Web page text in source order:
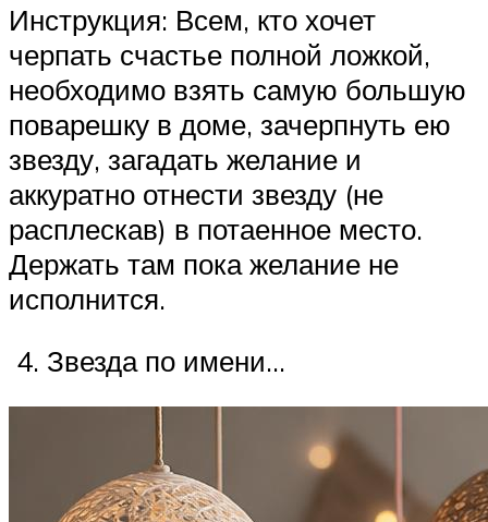
Инструкция: Всем, кто хочет
черпать счастье полной ложкой,
необходимо взять самую большую
поварешку в доме, зачерпнуть ею
звезду, загадать желание и
аккуратно отнести звезду (не
расплескав) в потаенное место.
Держать там пока желание не
исполнится.
4. Звезда по имени…